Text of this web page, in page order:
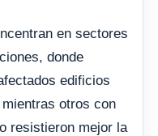
en sectores
donde
edificios
otros con
resistieron mejor la